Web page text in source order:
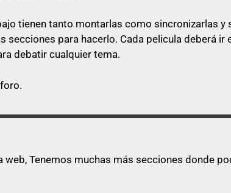
pasárselo a quien quiera sin ninguna
tienen tanto montarlas como sincronizarlas y
para hacerlo. Cada pelicula deberá ir
debatir cualquier tema.
Tenemos muchas más secciones donde